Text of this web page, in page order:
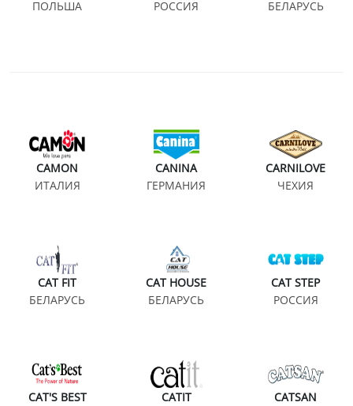
ПОЛЬША
РОССИЯ
БЕЛАРУСЬ
CAMON
ИТАЛИЯ
CANINA
ГЕРМАНИЯ
CARNILOVE
ЧЕХИЯ
CAT FIT
БЕЛАРУСЬ
CAT HOUSE
БЕЛАРУСЬ
CAT STEP
РОССИЯ
CAT'S BEST
CATIT
CATSAN